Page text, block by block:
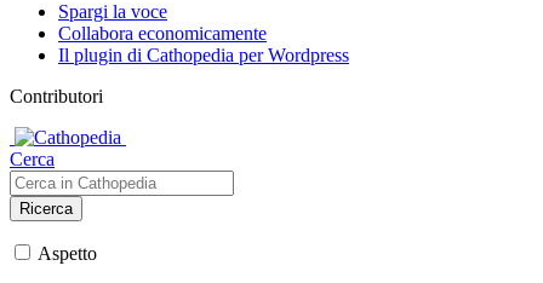
Spargi la voce
Collabora economicamente
Il plugin di Cathopedia per Wordpress
Contributori
Cerca
Ricerca
Aspetto